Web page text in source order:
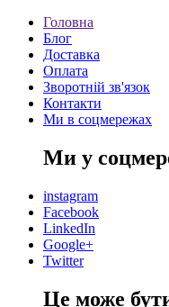
Головна
Блог
Доставка
Оплата
Зворотній зв'язок
Контакти
Ми в соцмережах
Ми у
instagram
Facebook
LinkedIn
Google+
Twitter
Це може